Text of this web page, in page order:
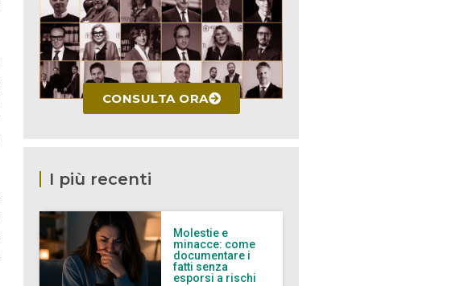
CONSULTA ORA
I più recenti
Molestie e
minacce: come
documentare i
fatti senza
esporsi a rischi